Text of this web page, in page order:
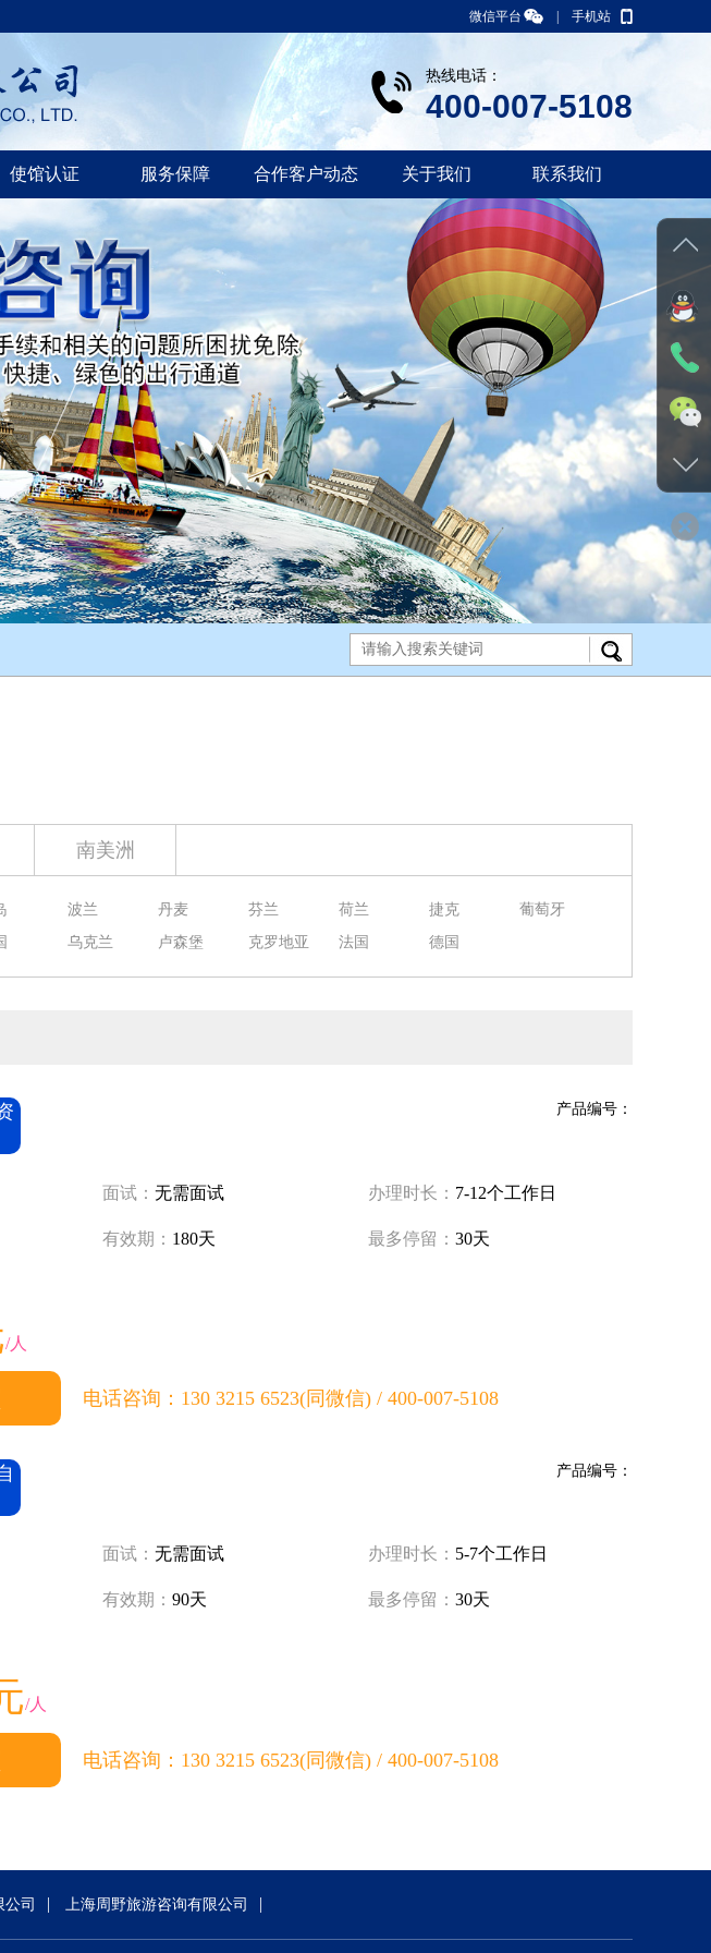
微信平台 手机站
热线电话：
400-007-5108
使馆认证 服务保障 合作客户动态 关于我们 联系我们
南美洲
波兰 丹麦 芬兰 荷兰 捷克
葡萄牙
乌克兰 卢森堡 克罗地亚 法国 德国
产品编号：
面试：无需面试 办理时长： 7-12个工作日
有效期： 180天 最多停留： 30天
/人
电话咨询：130 3215 6523(同微信) / 400-007-5108
产品编号：
面试：无需面试 办理时长： 5-7个工作日
有效期：90天 最多停留： 30天
/人
电话咨询：130 3215 6523(同微信) / 400-007-5108
司 | 上海周野旅游咨询有限公司 |